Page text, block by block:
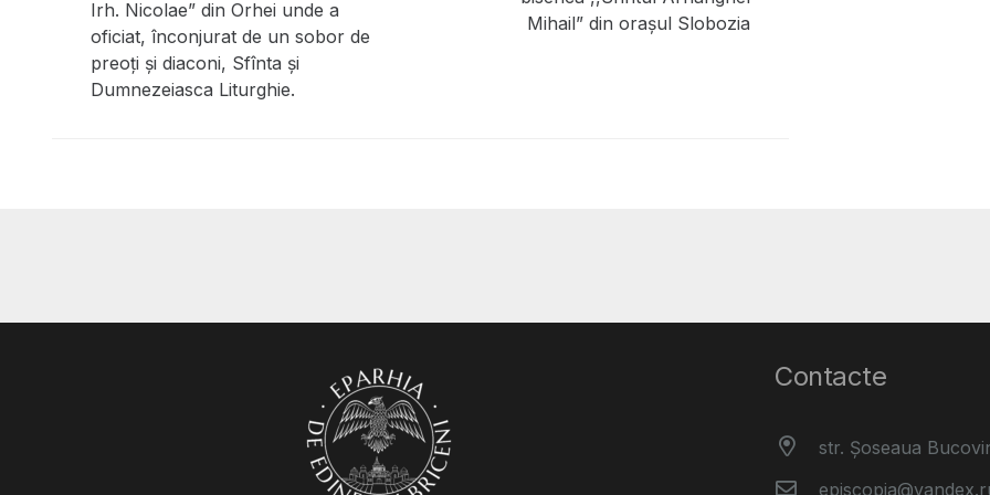
Irh. Nicolae” din Orhei unde a
oficiat, înconjurat de un sobor de
preoți și diaconi, Sfînta și
Dumnezeiasca Liturghie.
Mihail” din orașul Slobozia
Contacte
str. Șoseaua